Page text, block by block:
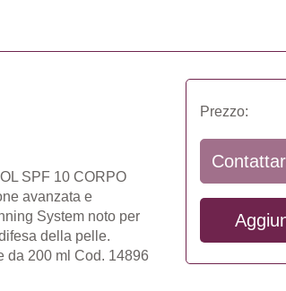
SPF 10 CORPO
avanzata e
System noto per
della pelle.
da 200 ml Cod. 14896
Prezzo: